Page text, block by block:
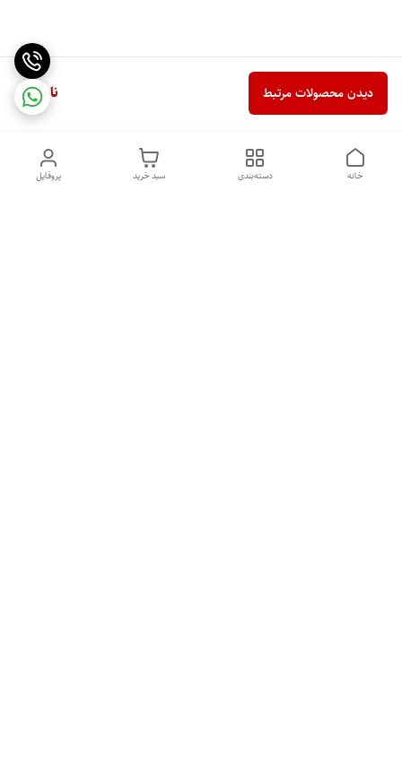
ناموجود دیدن محصولات مرتبط
پروفایل سبد خرید دسته‌بندی خانه